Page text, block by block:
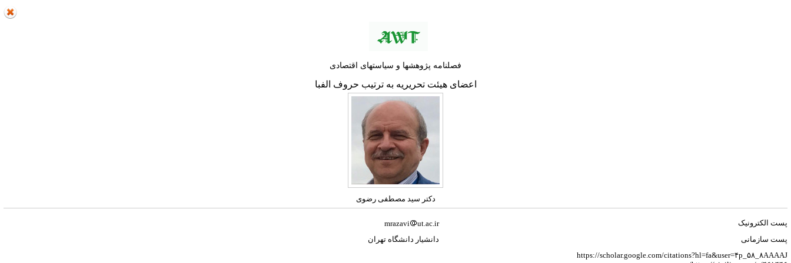
فصلنامه پژوهشها و سیاستهای اقتصادی
اعضای هیئت تحریریه به ترتیب حروف الفبا
دکتر سید مصطفی رضوی
پست الکترونیک mrazavi
ut.ac.ir
پست سازمانی
دانشیار دانشگاه تهران
https://scholar.google.com/citations?hl=fa&user=۴p_۵۸_۸AAAAJ